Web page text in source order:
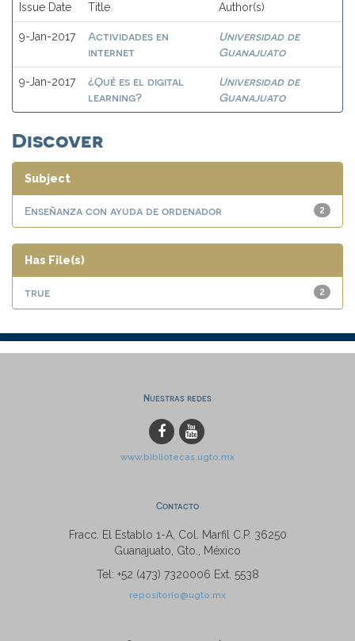
Issue Date Title Author(s)
9-Jan-2017
Actividades en
internet
Universidad de
Guanajuato
9-Jan-2017
¿Qué es el digital
learning?
Universidad de
Guanajuato
Discover
Subject
2
Enseñanza con ayuda de ordenador
Has File(s)
2
true
Nuestras redes
www.bibliotecas.ugto.mx
Contacto
Fracc. El Establo 1-A, Col. Marfil C.P. 36250
Guanajuato, Gto., México
Tel: +52 (473) 7320006 Ext. 5538
repositorio@ugto.mx